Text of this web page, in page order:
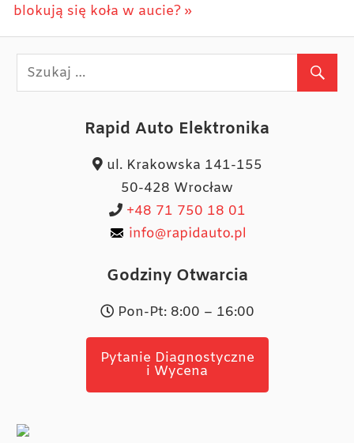
Post:
blokują się koła w aucie?
Rapid Auto Elektronika
ul. Krakowska 141-155
50-428 Wrocław
+48 71 750 18 01
Godziny Otwarcia
Pon-Pt: 8:00 – 16:00
Pytanie Diagnostyczne
i Wycena